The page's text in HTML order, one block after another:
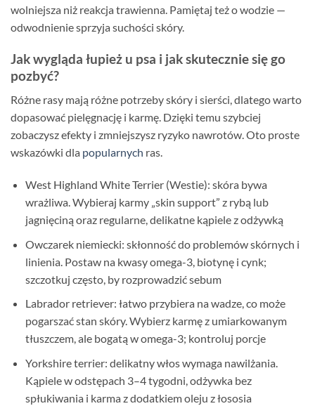
wolniejsza niż reakcja trawienna. Pamiętaj też o wodzie —
odwodnienie sprzyja suchości skóry.
Jak wygląda łupież u psa i jak skutecznie się go
pozbyć?
Różne rasy mają różne potrzeby skóry i sierści, dlatego warto
dopasować pielęgnację i karmę. Dzięki temu szybciej
zobaczysz efekty i zmniejszysz ryzyko nawrotów. Oto proste
wskazówki dla popularnych ras.
West Highland White Terrier (Westie): skóra bywa
wrażliwa. Wybieraj karmy „skin support” z rybą lub
jagnięciną oraz regularne, delikatne kąpiele z odżywką
Owczarek niemiecki: skłonność do problemów skórnych i
linienia. Postaw na kwasy omega-3, biotynę i cynk;
szczotkuj często, by rozprowadzić sebum
Labrador retriever: łatwo przybiera na wadze, co może
pogarszać stan skóry. Wybierz karmę z umiarkowanym
tłuszczem, ale bogatą w omega-3; kontroluj porcje
Yorkshire terrier: delikatny włos wymaga nawilżania.
Kąpiele w odstępach 3–4 tygodni, odżywka bez
spłukiwania i karma z dodatkiem oleju z łososia